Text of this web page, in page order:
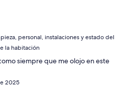
personal, instalaciones y estado del
la habitación
siempre que me olojo en este
2025